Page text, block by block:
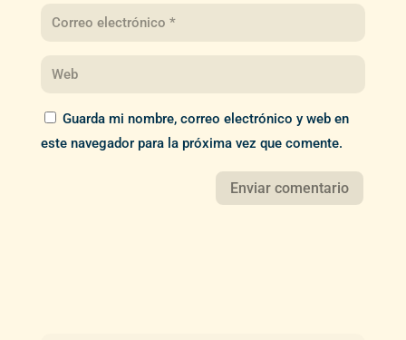
Guarda mi nombre, correo electrónico y web en
este navegador para la próxima vez que comente.